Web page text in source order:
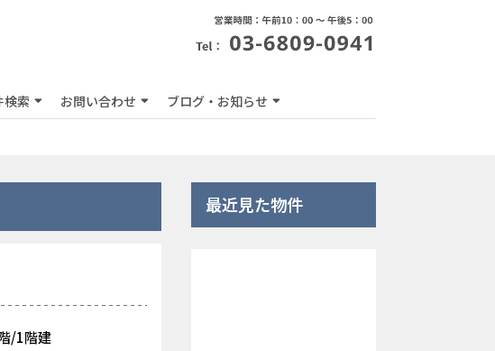
検索 お問い合わせ ブログ・お知らせ
/1階建
最近見た物件